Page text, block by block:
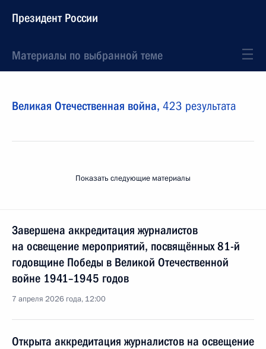
Президент России
Материалы по выбранной теме
Великая Отечественная война, 423 результата
Показать следующие материалы
Завершена аккредитация журналистов
на освещение мероприятий, посвящённых 81-й
годовщине Победы в Великой Отечественной
войне 1941–1945 годов
7 апреля 2026 года, 12:00
Открыта аккредитация журналистов на освещение